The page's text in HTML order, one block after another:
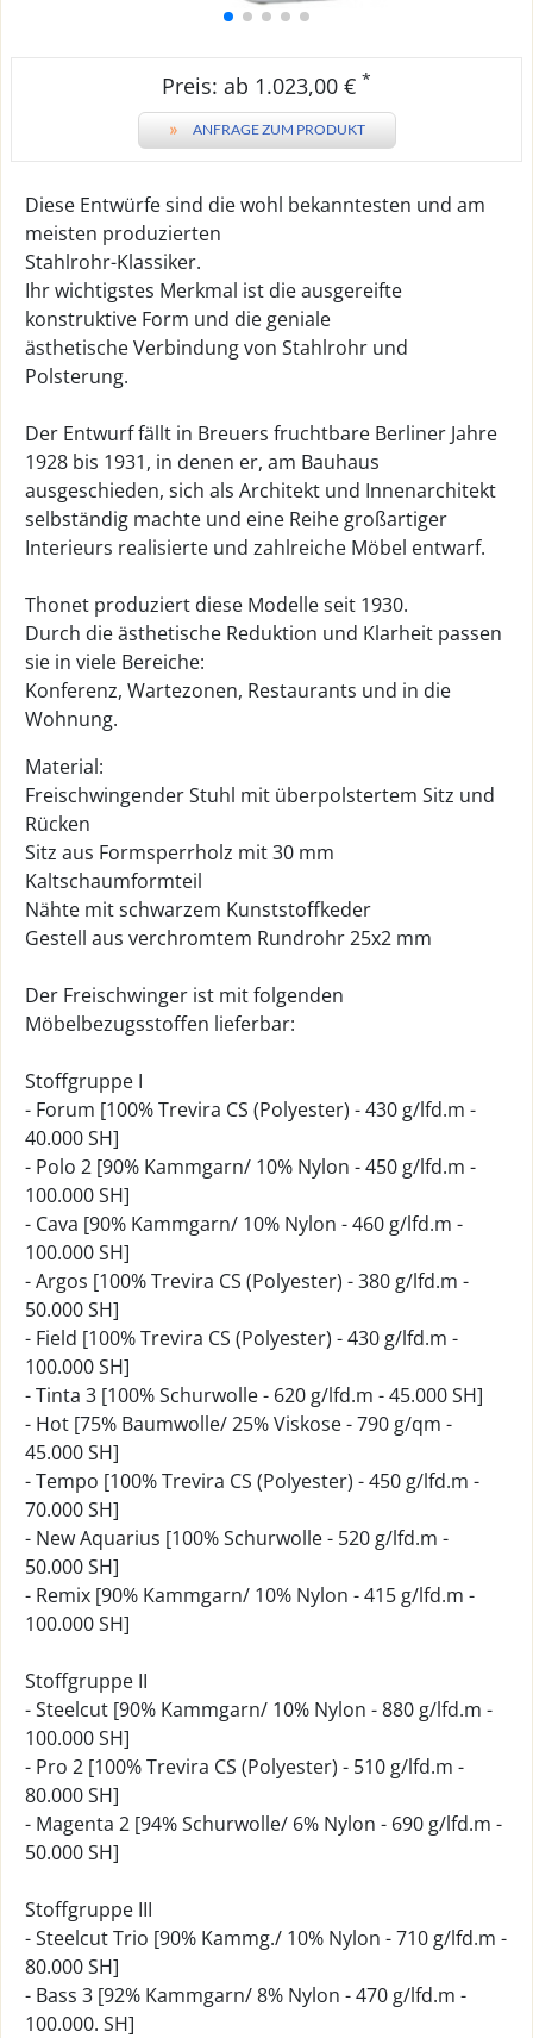
Preis: ab 1.023,00 € *
» ANFRAGE ZUM PRODUKT
Diese Entwürfe sind die wohl bekanntesten und am
meisten produzierten
Stahlrohr-Klassiker.
Ihr wichtigstes Merkmal ist die ausgereifte
konstruktive Form und die geniale
ästhetische Verbindung von Stahlrohr und
Polsterung.
Der Entwurf fällt in Breuers fruchtbare Berliner Jahre
1928 bis 1931, in denen er, am Bauhaus
ausgeschieden, sich als Architekt und Innenarchitekt
selbständig machte und eine Reihe großartiger
Interieurs realisierte und zahlreiche Möbel entwarf.
Thonet produziert diese Modelle seit 1930.
Durch die ästhetische Reduktion und Klarheit passen
sie in viele Bereiche:
Konferenz, Wartezonen, Restaurants und in die
Wohnung.
Material:
Freischwingender Stuhl mit überpolstertem Sitz und
Rücken
Sitz aus Formsperrholz mit 30 mm
Kaltschaumformteil
Nähte mit schwarzem Kunststoffkeder
Gestell aus verchromtem Rundrohr 25x2 mm
Der Freischwinger ist mit folgenden
Möbelbezugsstoffen lieferbar:
Stoffgruppe I
- Forum [100% Trevira CS (Polyester) - 430 g/lfd.m -
40.000 SH]
- Polo 2 [90% Kammgarn/ 10% Nylon - 450 g/lfd.m -
100.000 SH]
- Cava [90% Kammgarn/ 10% Nylon - 460 g/lfd.m -
100.000 SH]
- Argos [100% Trevira CS (Polyester) - 380 g/lfd.m -
50.000 SH]
- Field [100% Trevira CS (Polyester) - 430 g/lfd.m -
100.000 SH]
- Tinta 3 [100% Schurwolle - 620 g/lfd.m - 45.000 SH]
- Hot [75% Baumwolle/ 25% Viskose - 790 g/qm -
45.000 SH]
- Tempo [100% Trevira CS (Polyester) - 450 g/lfd.m -
70.000 SH]
- New Aquarius [100% Schurwolle - 520 g/lfd.m -
50.000 SH]
- Remix [90% Kammgarn/ 10% Nylon - 415 g/lfd.m -
100.000 SH]
Stoffgruppe II
- Steelcut [90% Kammgarn/ 10% Nylon - 880 g/lfd.m -
100.000 SH]
- Pro 2 [100% Trevira CS (Polyester) - 510 g/lfd.m -
80.000 SH]
- Magenta 2 [94% Schurwolle/ 6% Nylon - 690 g/lfd.m -
50.000 SH]
Stoffgruppe III
- Steelcut Trio [90% Kammg./ 10% Nylon - 710 g/lfd.m -
80.000 SH]
- Bass 3 [92% Kammgarn/ 8% Nylon - 470 g/lfd.m -
100.000. SH]